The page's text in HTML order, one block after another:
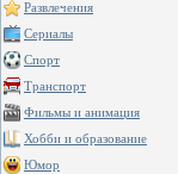
Развлечения
Сериалы
Спорт
Транспорт
Фильмы и анимация
Хобби и образование
Юмор